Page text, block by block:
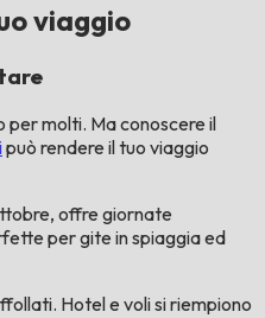
viaggio
per molti. Ma conoscere il
può rendere il tuo viaggio
offre giornate
per gite in spiaggia ed
Hotel e voli si riempiono